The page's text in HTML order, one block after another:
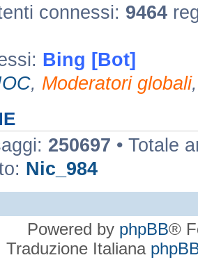
connessi: 9464
Bing [Bot]
, Moderatori globali
250697 • Totale
Nic_984
Powered by phpBB®
Traduzione Italiana